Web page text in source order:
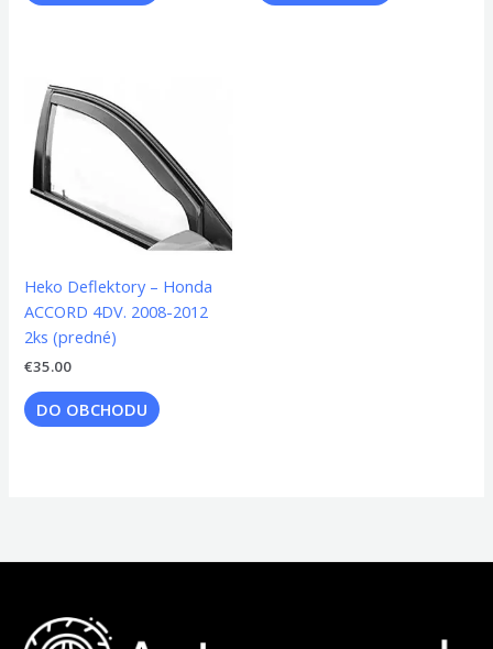
Heko Deflektory – Honda
ACCORD 4DV. 2008-2012
2ks (predné)
€35.00
DO OBCHODU